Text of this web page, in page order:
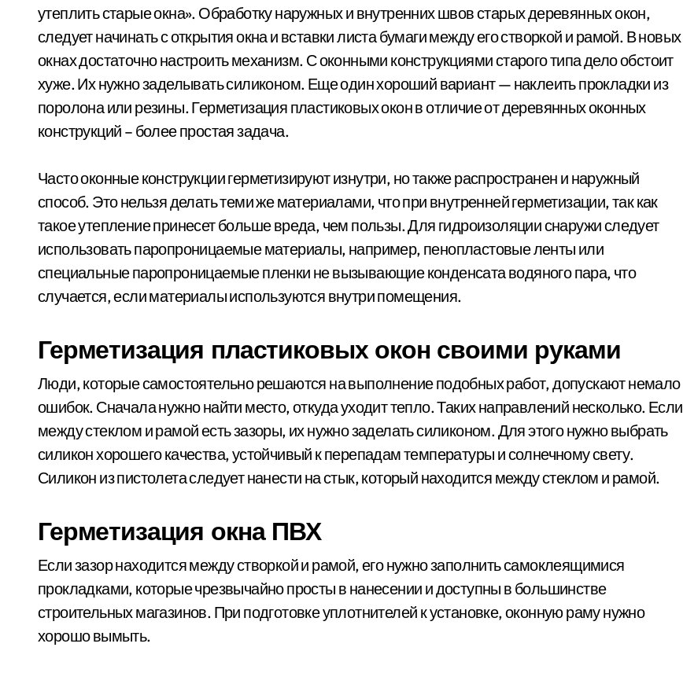
утеплить старые окна». Обработку наружных и внутренних швов старых деревянных окон,
следует начинать с открытия окна и вставки листа бумаги между его створкой и рамой. В новых
окнах достаточно настроить механизм. С оконными конструкциями старого типа дело обстоит
хуже. Их нужно заделывать силиконом. Еще один хороший вариант — наклеить прокладки из
поролона или резины. Герметизация пластиковых окон в отличие от деревянных оконных
конструкций – более простая задача.
Часто оконные конструкции герметизируют изнутри, но также распространен и наружный
способ. Это нельзя делать теми же материалами, что при внутренней герметизации, так как
такое утепление принесет больше вреда, чем пользы. Для гидроизоляции снаружи следует
использовать паропроницаемые материалы, например, пенопластовые ленты или
специальные паропроницаемые пленки не вызывающие конденсата водяного пара, что
случается, если материалы используются внутри помещения.
Герметизация пластиковых окон своими руками
Люди, которые самостоятельно решаются на выполнение подобных работ, допускают немало
ошибок. Сначала нужно найти место, откуда уходит тепло. Таких направлений несколько. Если
между стеклом и рамой есть зазоры, их нужно заделать силиконом. Для этого нужно выбрать
силикон хорошего качества, устойчивый к перепадам температуры и солнечному свету.
Силикон из пистолета следует нанести на стык, который находится между стеклом и рамой.
Герметизация окна ПВХ
Если зазор находится между створкой и рамой, его нужно заполнить самоклеящимися
прокладками, которые чрезвычайно просты в нанесении и доступны в большинстве
строительных магазинов. При подготовке уплотнителей к установке, оконную раму нужно
хорошо вымыть.